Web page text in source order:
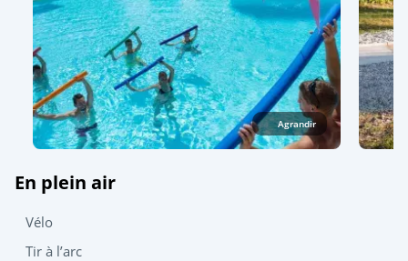
Agrandir
En plein air
Vélo
Tir à l’arc